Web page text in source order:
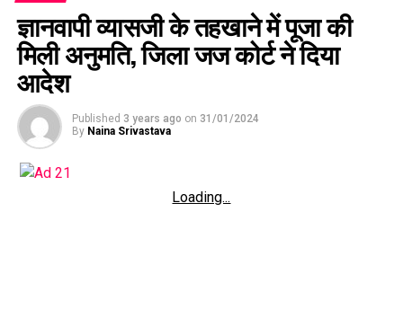
ज्ञानवापी व्यासजी के तहखाने में पूजा की
मिली अनुमति, जिला जज कोर्ट ने दिया
आदेश
Published 3 years ago on 31/01/2024
By Naina Srivastava
Loading...